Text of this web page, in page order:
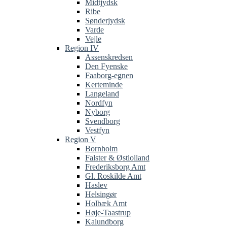
Midtjydsk
Ribe
Sønderjydsk
Varde
Vejle
Region IV
Assenskredsen
Den Fyenske
Faaborg-egnen
Kerteminde
Langeland
Nordfyn
Nyborg
Svendborg
Vestfyn
Region V
Bornholm
Falster & Østlolland
Frederiksborg Amt
Gl. Roskilde Amt
Haslev
Helsingør
Holbæk Amt
Høje-Taastrup
Kalundborg